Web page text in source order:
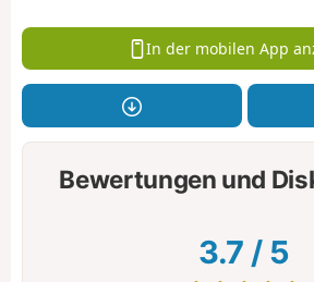
In der mobilen App
Bewertungen und
3.7 / 5